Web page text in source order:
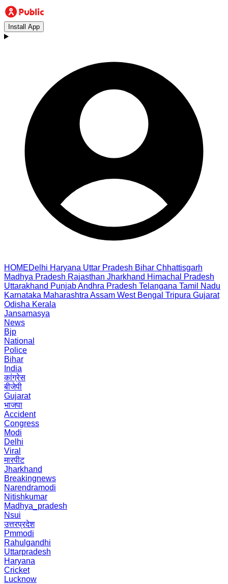
Install App
HOMEDelhi Haryana Uttar Pradesh Bihar Chhattisgarh
Madhya Pradesh Rajasthan Jharkhand Himachal Pradesh
Uttarakhand PunjabAndhra Pradesh Telangana Tamil Nadu
Karnataka Maharashtra Assam West Bengal Tripura Gujarat
Odisha Kerala
Jansamasya
News
Bjp
National
Police
Bihar
India
कांग्रेस
बीजेपी
Gujarat
भाजपा
Accident
Congress
Modi
Delhi
Viral
मारपीट
Jharkhand
Breakingnews
Narendramodi
Nitishkumar
Madhya_pradesh
Nsui
उत्तरप्रदेश
Pmmodi
Rahulgandhi
Uttarpradesh
Haryana
Cricket
Lucknow